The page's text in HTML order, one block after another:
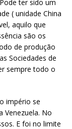
ter sido um
( unidade China
aquilo que
são os
de produção
Sociedades de
sempre todo o
império se
Venezuela. No
E foi no limite